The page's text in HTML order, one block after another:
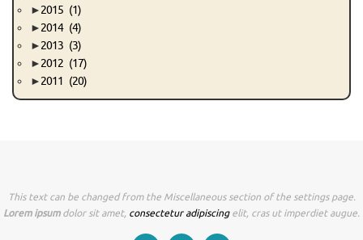
►2015 (1)
►2014 (4)
►2013 (3)
►2012 (17)
►2011 (20)
This text can be changed from the Miscellaneous section of the settings page.
Lorem ipsumdolor sit amet, consectetur adipiscingelit, cras ut imperdiet augue.